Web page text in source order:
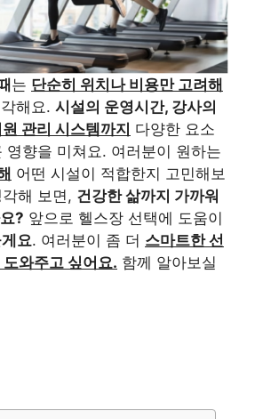
는 단순히 위치나 비용만 고려해
해요. 시설의 운영시간, 강사의
관리 시스템까지 다양한 요소
영향을 미쳐요. 여러분이 원하는
어떤 시설이 적합한지 고민해보
해 보면, 건강한 삶까지 가까워
? 앞으로 헬스장 선택에 도움이
요. 여러분이 좀 더 스마트한 선
와주고 싶어요. 함께 알아보실